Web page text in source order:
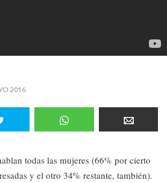
2016
todas las mujeres (66% por cierto
y el otro 34% restante, también).